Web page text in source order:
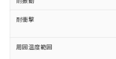
耐衝撃
周囲温度範囲
正式な納期状況
様のお取引先、
ムロン制御機器
類(PBB) 1000ppm以下、ポ
(PBDE) 1000ppm以下、フタ
ル) (DEHP)(別名：DOP)
ルベンジル（BBP）
（DBP） 1000ppm以下、フ
但し、RoHS指令で産業用監
Cr(Ⅵ)(六価クロム) :
ニル類) : 1000ppm、
DBP(フタル酸ジブチル) :
イソブチル) : 1000ppm、
DEHP(フタル酸ビス(2-エチ
当社は規制貨物
全に破砕するな
いよう必要な手
当社は貴社製品
ル、化学兵器、
一定数以上
一定数には